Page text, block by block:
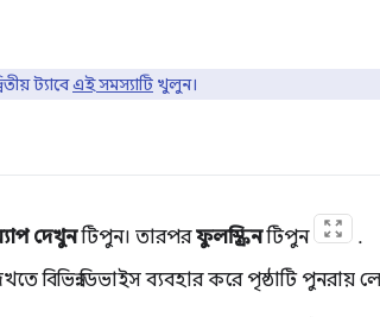
ট্যাবেএই সমস্যাটি খুলুন।
দেখুনটিপুন। তারপরফুলস্ক্রিনটিপুন
.
বিভিন্ন ডিভাইস ব্যবহার করে পৃষ্ঠাটি